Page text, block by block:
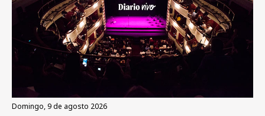
domingo, 9 de agosto 2026